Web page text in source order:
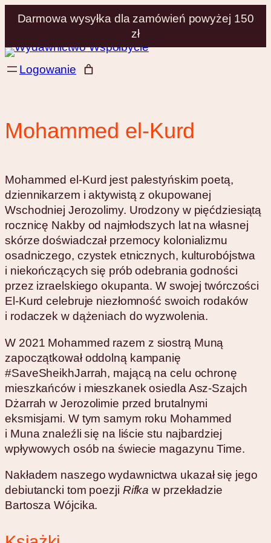
Darmowa wysyłka dla zamówień powyżej 150
zł
Przejdź
do Logowanie
Mohammed el-Kurd
Mohammed el-Kurd jest palestyńskim poetą,
dziennikarzem i aktywistą z okupowanej
Wschodniej Jerozolimy. Urodzony w pięćdziesiątą
rocznicę Nakby od najmłodszych lat na własnej
skórze doświadczał przemocy kolonializmu
osadniczego, czystek etnicznych, kulturobójstwa
i niekończących się prób odebrania godności
przez izraelskiego okupanta. W swojej twórczości
El-Kurd celebruje niezłomność swoich rodaków
i rodaczek w dążeniach do wyzwolenia.
W 2021 Mohammed razem z siostrą Muną
zapoczątkował oddolną kampanię
#SaveSheikhJarrah, mającą na celu ochronę
mieszkańców i mieszkanek osiedla Asz-Szajch
Dżarrah w Jerozolimie przed brutalnymi
eksmisjami. W tym samym roku Mohammed
i Muna znaleźli się na liście stu najbardziej
wpływowych osób na świecie magazynu Time.
Nakładem naszego wydawnictwa ukazał się jego
debiutancki tom poezji Rifka w przekładzie
Bartosza Wójcika.